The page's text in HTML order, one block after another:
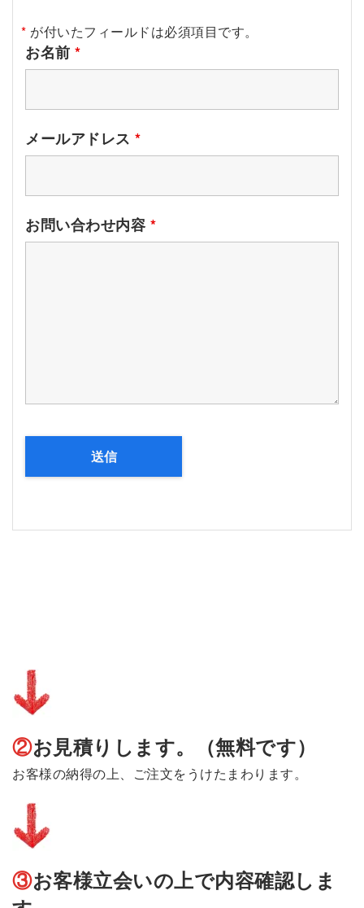
* が付いたフィールドは必須項目です。
お名前 *
メールアドレス *
お問い合わせ内容 *
②お見積りします。（無料です）
お客様の納得の上、ご注文をうけたまわります。
③お客様立会いの上で内容確認しま